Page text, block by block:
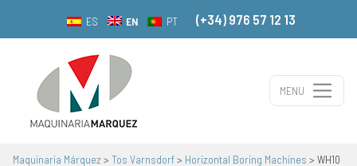
ES EN PT (+34) 976 57 12 13
Main Navigation
MENU
Maquinaria Márquez > Tos Varnsdorf> Horizontal Boring Machines > WH10